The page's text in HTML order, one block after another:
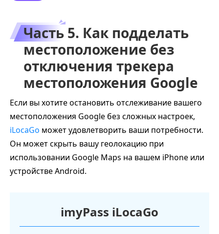
Часть 5. Как подделать
местоположение без
отключения трекера
местоположения Google
Если вы хотите остановить отслеживание вашего
местоположения Google без сложных настроек,
iLocaGo может удовлетворить ваши потребности.
Он может скрыть вашу геолокацию при
использовании Google Maps на вашем iPhone или
устройстве Android.
imyPass iLocaGo